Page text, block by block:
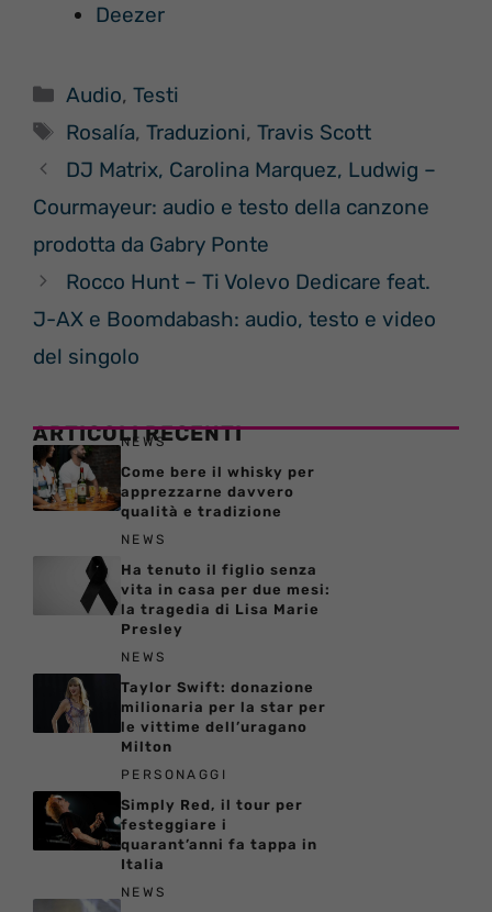
Deezer
Categorie
Audio,Testi
Tag
Rosalía,Traduzioni,Travis Scott
DJ Matrix, Carolina Marquez, Ludwig –
Courmayeur: audio e testo della canzone
prodotta da Gabry Ponte
Rocco Hunt – Ti Volevo Dedicare feat.
J-AX e Boomdabash: audio, testo e video
del singolo
ARTICOLI RECENTI
NEWS
Come bere il whisky per
apprezzarne davvero
qualità e tradizione
NEWS
Ha tenuto il figlio senza
vita in casa per due mesi:
la tragedia di Lisa Marie
Presley
NEWS
Taylor Swift: donazione
milionaria per la star per
le vittime dell’uragano
Milton
PERSONAGGI
Simply Red, il tour per
festeggiare i
quarant’anni fa tappa in
Italia
NEWS